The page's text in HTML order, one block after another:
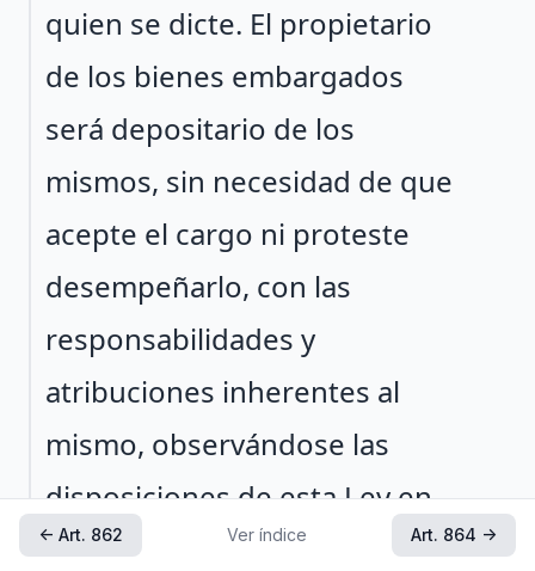
quien se dicte. El propietario
de los bienes embargados
será depositario de los
mismos, sin necesidad de que
acepte el cargo ni proteste
desempeñarlo, con las
responsabilidades y
atribuciones inherentes al
mismo, observándose las
disposiciones de esta Ley en
lo que sean aplicables. En caso
← Art. 862 Ver índice Art. 864 →